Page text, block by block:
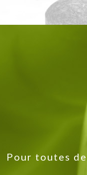
Pour toutes